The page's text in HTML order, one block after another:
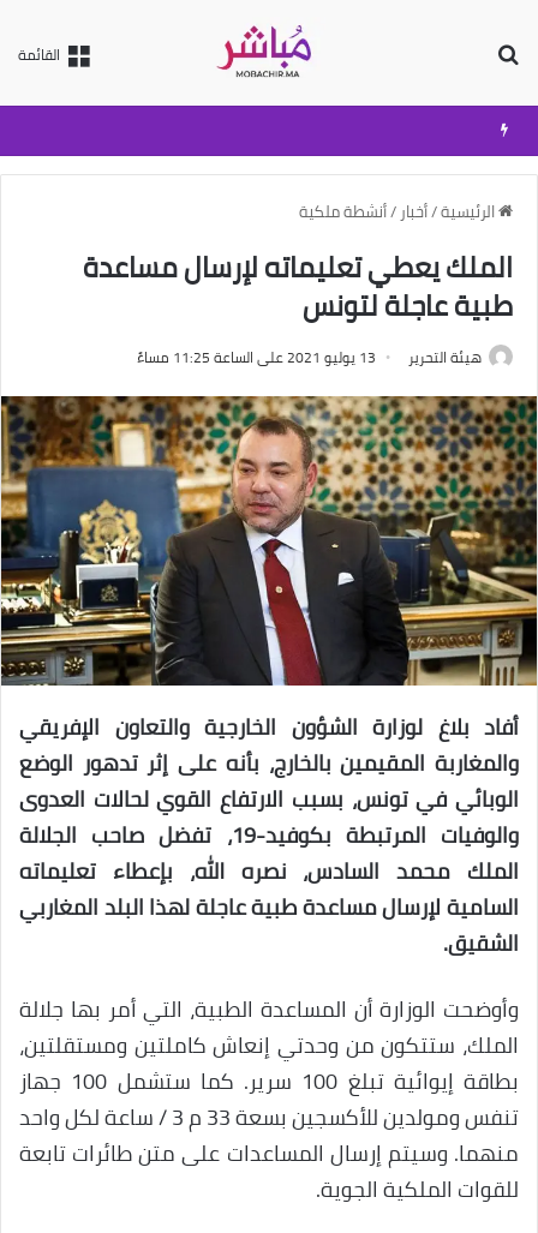
القائمة
الرئيسية/أخبار /أنشطة ملكية
الملك يعطي تعليماته لإرسال مساعدة
طبية عاجلة لتونس
هيئة التحرير 13 يوليو 2021 على الساعة 11:25 مساءً
أفاد بلاغ لوزارة الشؤون الخارجية والتعاون الإفريقي
والمغاربة المقيمين بالخارج، بأنه على إثر تدهور الوضع
الوبائي في تونس، بسبب الارتفاع القوي لحالات العدوى
والوفيات المرتبطة بكوفيد-19، تفضل صاحب الجلالة
الملك محمد السادس، نصره الله، بإعطاء تعليماته
السامية لإرسال مساعدة طبية عاجلة لهذا البلد المغاربي
الشقيق.
وأوضحت الوزارة أن المساعدة الطبية، التي أمر بها جلالة
الملك، ستتكون من وحدتي إنعاش كاملتين ومستقلتين،
بطاقة إيوائية تبلغ 100 سرير. كما ستشمل 100 جهاز
تنفس ومولدين للأكسجين بسعة 33 م 3 / ساعة لكل واحد
منهما. وسيتم إرسال المساعدات على متن طائرات تابعة
للقوات الملكية الجوية.